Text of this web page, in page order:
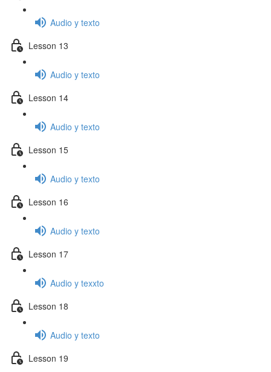
Audio y texto
Lesson 13
Audio y texto
Lesson 14
Audio y texto
Lesson 15
Audio y texto
Lesson 16
Audio y texto
Lesson 17
Audio y texxto
Lesson 18
Audio y texto
Lesson 19